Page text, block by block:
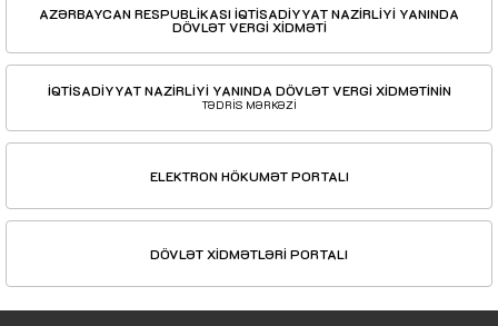
AZƏRBAYCAN RESPUBLİKASI İQTİSADİYYAT NAZİRLİYİ YANINDA
DÖVLƏT VERGİ XİDMƏTİ
İQTİSADİYYAT NAZİRLİYİ YANINDA DÖVLƏT VERGİ XİDMƏTİNİN
TƏDRİS MƏRKƏZİ
ELEKTRON HÖKUMƏT PORTALI
DÖVLƏT XİDMƏTLƏRİ PORTALI